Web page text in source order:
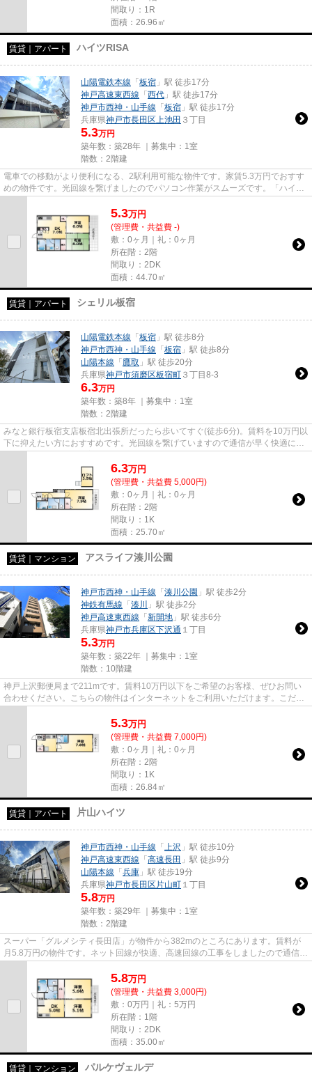
間取り：1R
面積：26.96㎡
賃貸｜アパート ハイツRISA
山陽電鉄本線 「 板宿 」駅 徒歩17分
神戸高速東西線 「 西代 」駅 徒歩17分
神戸市西神・山手線 「 板宿 」駅 徒歩17分
兵庫県神戸市長田区上池田 ３丁目
5.3万円
築年数：築28年 ｜募集中： 1室
階数：2階建
電車での移動がより便利になる、2駅利用可能な物件です。家賃5.3万円でおすす
めの物件です。光回線を繋げましたのでパソコン作業がスムーズです。「ハイツ
5.3万円
(管理費・共益費 -)
敷：0ヶ月｜礼：0ヶ月
所在階：2階
間取り：2DK
面積：44.70㎡
賃貸｜アパート シェリル板宿
山陽電鉄本線 「 板宿 」駅 徒歩8分
神戸市西神・山手線 「 板宿 」駅 徒歩8分
山陽本線 「 鷹取 」駅 徒歩20分
兵庫県神戸市須磨区板宿町 ３丁目8-3
6.3万円
築年数：築8年 ｜募集中： 1室
階数：2階建
みなと銀行板宿支店板宿北出張所だったら歩いてすぐ(徒歩6分)。賃料を10万円以
下に抑えたい方におすすめです。光回線を繋げていますので通信が早く快適にパ
6.3万円
(管理費・共益費 5,000円)
敷：0ヶ月｜礼：0ヶ月
所在階：2階
間取り：1K
面積：25.70㎡
賃貸｜マンション アスライフ湊川公園
神戸市西神・山手線 「 湊川公園 」駅 徒歩2分
神鉄有馬線 「 湊川
」駅 徒歩2分
神戸高速東西線 「 新開地 」駅 徒歩6分
兵庫県神戸市兵庫区下沢通 １丁目
5.3万円
築年数：築22年 ｜募集中： 1室
階数：10階建
神戸上沢郵便局まで211mです。賃料10万円以下をご希望のお客様、ぜひお問い
合わせください。こちらの物件はインターネットをご利用いただけます。こだわ
5.3万円
(管理費・共益費 7,000円)
敷：0ヶ月｜礼：0ヶ月
所在階：2階
間取り：1K
面積：26.84㎡
賃貸｜アパート 片山ハイツ
神戸市西神・山手線 「 上沢 」駅 徒歩10分
神戸高速東西線 「 高速長田 」駅 徒歩9分
山陽本線 「 兵庫 」駅 徒歩19分
兵庫県神戸市長田区 片山町 １丁目
5.8万円
築年数：築29年 ｜募集中： 1室
階数：2階建
スーパー「グルメシティ長田店」が物件から382mのところにあります。賃料が
月5.8万円の物件です。ネット回線が快適、高速回線の工事をしましたので通信ラ
5.8万円
(管理費・共益費 3,000円)
敷：0万円｜礼：5万円
所在階：1階
間取り：2DK
面積：35.00㎡
賃貸｜マンション パルケヴェルデ